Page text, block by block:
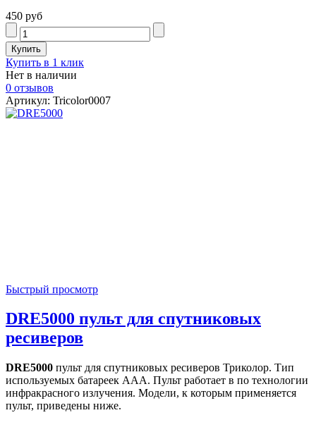
450 руб
Купить в 1 клик
Нет в наличии
0 отзывов
Артикул: Tricolor0007
Быстрый просмотр
DRE5000 пульт для спутниковых
ресиверов
DRE5000 пульт для спутниковых ресиверов Триколор. Тип
используемых батареек AAA. Пульт работает в по технологии
инфракрасного излучения. Модели, к которым применяется
пульт, приведены ниже.